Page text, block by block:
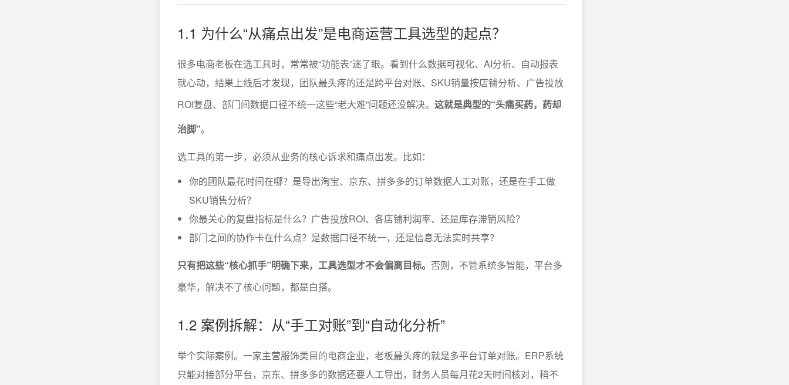
1.1 为什么“从痛点出发”是电商运营工具选型的起点？
很多电商老板在选工具时，常常被“功能表”迷了眼。看到什么数据可视化、AI分析、自动报表
就心动，结果上线后才发现，团队最头疼的还是跨平台对账、SKU销量按店铺分析、广告投放
ROI复盘、部门间数据口径不统一这些“老大难”问题还没解决。 这就是典型的“头痛买药，药却
治脚”。
选工具的第一步，必须从业务的核心诉求和痛点出发。比如：
你的团队最花时间在哪？是导出淘宝、京东、拼多多的订单数据人工对账，还是在手工做
SKU销售分析？
你最关心的复盘指标是什么？广告投放ROI、各店铺利润率、还是库存滞销风险？
部门之间的协作卡在什么点？是数据口径不统一，还是信息无法实时共享？
只有把这些“核心抓手”明确下来，工具选型才不会偏离目标。 否则，不管系统多智能，平台多
豪华，解决不了核心问题，都是白搭。
1.2 案例拆解：从“手工对账”到“自动化分析”
举个实际案例。一家主营服饰类目的电商企业，老板最头疼的就是多平台订单对账。ERP系统
只能对接部分平台，京东、拼多多的数据还要人工导出，财务人员每月花2天时间核对，稍不